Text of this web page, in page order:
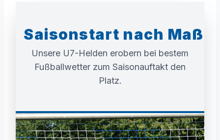
Saisonstart nach Maß!
Unsere U7-Helden erobern bei bestem
Fußballwetter zum Saisonauftakt den
Platz.